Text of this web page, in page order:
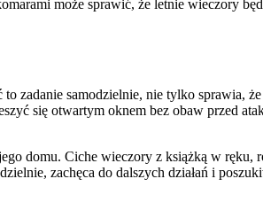
może sprawić, że letnie wieczory
zadanie samodzielnie, nie tylko sprawia, że
się otwartym oknem bez obaw przed
domu. Ciche wieczory z książką w ręku,
zachęca do dalszych działań i